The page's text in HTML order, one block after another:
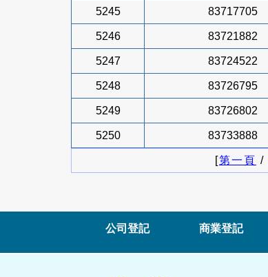
5245 83717705
5246 83721882
5247 83724522
5248 83726795
5249 83726802
5250 83733888
[第一頁 /
公司登記 商業登記